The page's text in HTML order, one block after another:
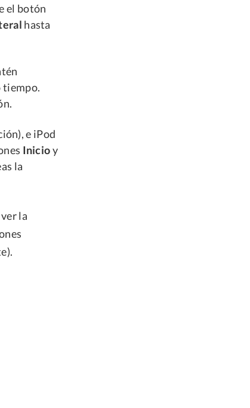
el botón
hasta
tiempo.
e iPod
Inicioy
la
la